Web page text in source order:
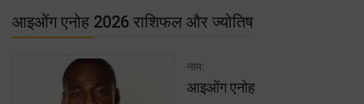
आइओंग एनोह 2026 राशिफल और ज्योतिष
नाम:
आइओंग एनोह